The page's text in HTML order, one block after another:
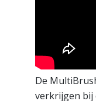
De
verkrijgen bij